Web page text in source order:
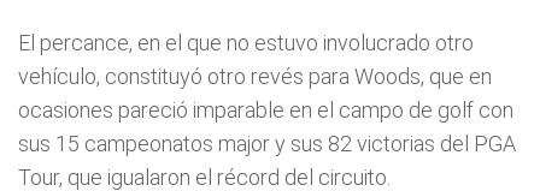
El percance, en el que no estuvo involucrado otro
vehículo, constituyó otro revés para Woods, que en
ocasiones pareció imparable en el campo de golf con
sus 15 campeonatos major y sus 82 victorias del PGA
Tour, que igualaron el récord del circuito.